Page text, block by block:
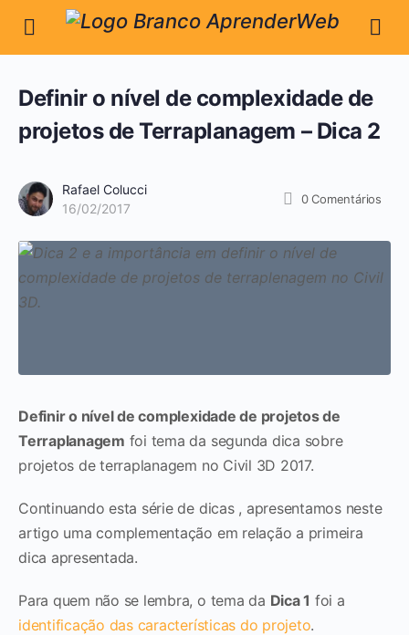
Definir o nível de complexidade de
projetos de Terraplanagem – Dica 2
Rafael Colucci
16/02/2017
0Comentários
Definir o nível de complexidade de projetos de
Terraplanagem foi tema da segunda dica sobre
projetos de terraplanagem no Civil 3D 2017.
Continuando esta série de dicas , apresentamos neste
artigo uma complementação em relação a primeira
dica apresentada.
Para quem não se lembra, o tema da Dica 1 foi a
identificação das características do projeto.